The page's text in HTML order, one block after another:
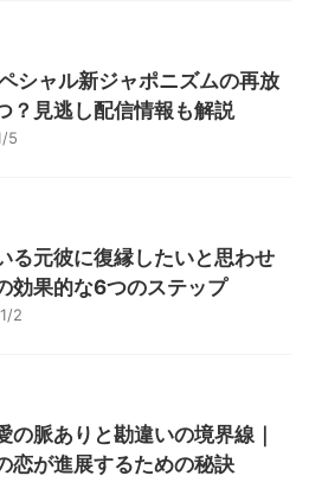
シャル新ジャポニズムの再放
？見逃し配信情報も解説
5
る元彼に復縁したいと思わせ
効果的な6つのステップ
2
の脈ありと勘違いの境界線｜
恋が進展するための秘訣